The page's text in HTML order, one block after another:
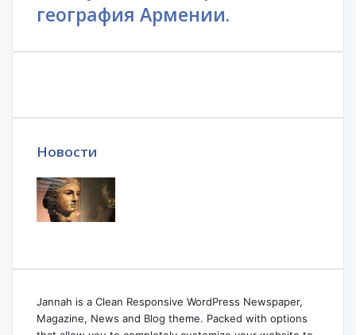
география Армении.
Новости
Jannah is a Clean Responsive WordPress Newspaper,
Magazine, News and Blog theme. Packed with options